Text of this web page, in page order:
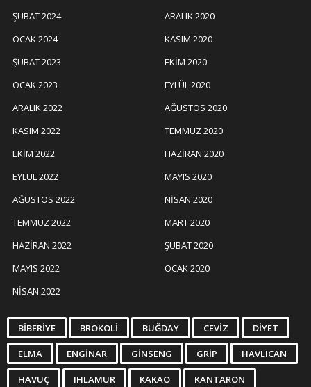
ŞUBAT 2024
OCAK 2024
ŞUBAT 2023
OCAK 2023
ARALIK 2022
KASIM 2022
EKIM 2022
EYLÜL 2022
AĞUSTOS 2022
TEMMUZ 2022
HAZIRAN 2022
MAYIS 2022
NISAN 2022
ARALIK 2020
KASIM 2020
EKIM 2020
EYLÜL 2020
AĞUSTOS 2020
TEMMUZ 2020
HAZIRAN 2020
MAYIS 2020
NISAN 2020
MART 2020
ŞUBAT 2020
OCAK 2020
BIBERIYE BROKOLI BUĞDAY CEVIZ DIYET
ELMA ENGINAR GINSENG GRIP HAVLICAN
HAVUÇ IHLAMUR KAKAO KANTARON